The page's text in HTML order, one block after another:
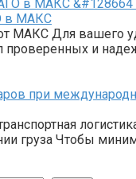
в МАКС &#128664
в МАКС
МАКС Для вашего
проверенных и
при
груза Чтобы